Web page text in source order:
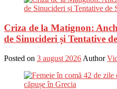
Criza de la Matignon:
de Sinucideri și Tentative
Posted on 3 august 2026 Author